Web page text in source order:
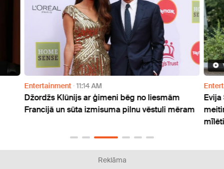
Entertainment 11:14 AM
Džordžs Klūnijs ar ģimeni bēg no liesmām
Francijā un sūta izmisuma pilnu vēstuli mēram
Evija
Reklāma